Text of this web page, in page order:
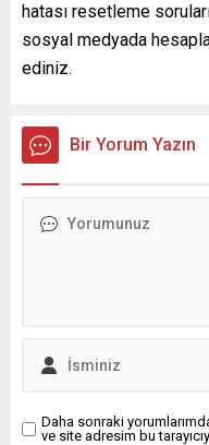
hatası resetleme
sosyal medyada
ediniz.
Bir Yorum Yazın
Daha sonraki
ve site adresim bu